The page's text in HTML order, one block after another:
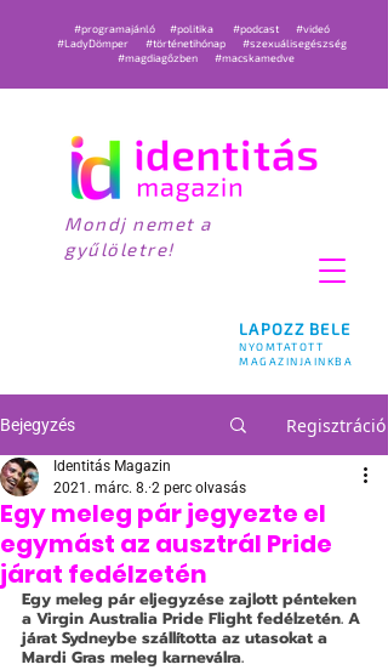
LAPOZZ BELE
NYOMTATOTT
MAGAZINJAINKBA
#programajánló #politika #podcast
#videó
#LadyDömper
#történetihónap
#szexuálisegészség
#magdiagőzben
#macskamedve
Mondj nemet a
gyűlöletre!
Bejegyzés Regisztráció
Egy meleg pár jegyezte el
egymást az ausztrál Pride
járat fedélzetén
Identitás Magazin
2021. márc. 8. 2 perc olvasás
Egy meleg pár eljegyzése zajlott pénteken
a Virgin Australia Pride Flight fedélzetén. A
járat Sydneybe szállította az utasokat a
Mardi Gras meleg karneválra.